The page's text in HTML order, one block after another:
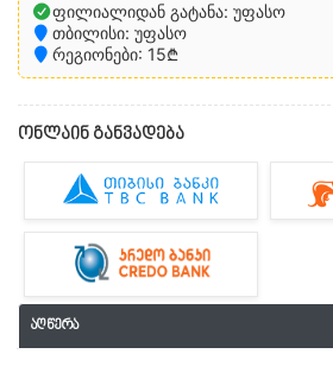
ფილიალიდან გატანა: უფასო
თბილისი: უფასო
რეგიონები: 15₾
ონლაინ განვადება
აღწერა